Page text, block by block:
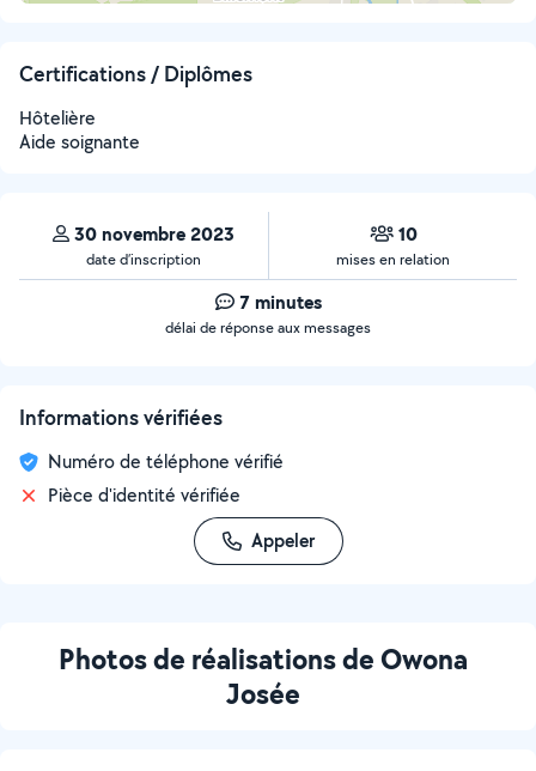
Certifications / Diplômes
Hôtelière
Aide soignante
30 novembre 2023
date d’inscription
10
mises en relation
7 minutes
délai de réponse aux messages
Informations vérifiées
Numéro de téléphone vérifié
Pièce d'identité vérifiée
Appeler
Photos de réalisations de Owona
Josée